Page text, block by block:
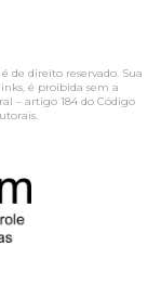
de direito reservado. Sua
é proibida sem a
– artigo 184 do Código
.